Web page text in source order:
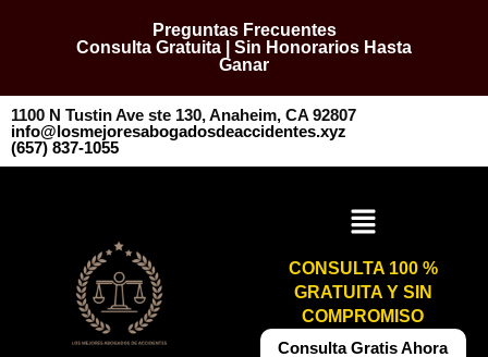
Preguntas Frecuentes
Consulta Gratuita | Sin Honorarios Hasta
Ganar
1100 N Tustin Ave ste 130, Anaheim, CA 92807
info@losmejoresabogadosdeaccidentes.xyz
​​(657) 837-1055
CONSULTA 100 %
GRATUITA Y SIN
COMPROMISO
​​Consulta Gratis Ahora